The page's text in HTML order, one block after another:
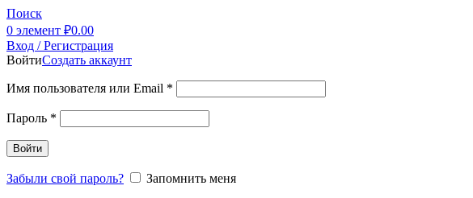
Поиск
0 элемент ₽0.00
Вход / Регистрация
ВойтиСоздать аккаунт
Имя пользователя или Email *
Пароль *
Войти
Забыли свой пароль?
Запомнить меня